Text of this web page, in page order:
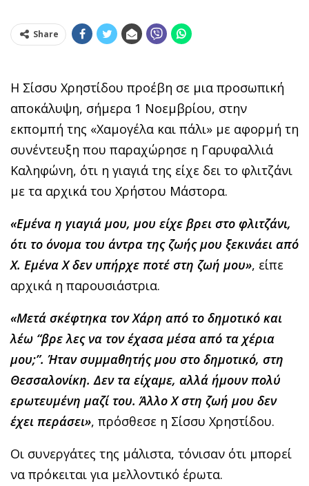
Share
Η Σίσσυ Χρηστίδου προέβη σε μια προσωπική
αποκάλυψη, σήμερα 1 Νοεμβρίου, στην
εκπομπή της «Χαμογέλα και πάλι» με αφορμή τη
συνέντευξη που παραχώρησε η Γαρυφαλλιά
Καληφώνη, ότι η γιαγιά της είχε δει το φλιτζάνι
με τα αρχικά του Χρήστου Μάστορα.
«Εμένα η γιαγιά μου, μου είχε βρει στο φλιτζάνι,
ότι το όνομα του άντρα της ζωής μου ξεκινάει από
Χ. Εμένα Χ δεν υπήρχε ποτέ στη ζωή μου», είπε
αρχικά η παρουσιάστρια.
«Μετά σκέφτηκα τον Χάρη από το δημοτικό και
λέω “βρε λες να τον έχασα μέσα από τα χέρια
μου;”. Ήταν συμμαθητής μου στο δημοτικό, στη
Θεσσαλονίκη. Δεν τα είχαμε, αλλά ήμουν πολύ
ερωτευμένη μαζί του. Άλλο Χ στη ζωή μου δεν
έχει περάσει», πρόσθεσε η Σίσσυ Χρηστίδου.
Οι συνεργάτες της μάλιστα, τόνισαν ότι μπορεί
να πρόκειται για μελλοντικό έρωτα.